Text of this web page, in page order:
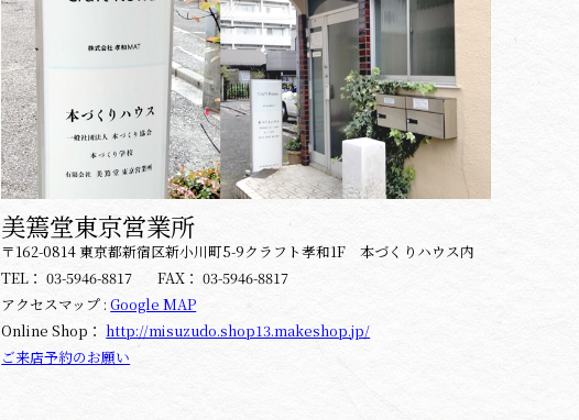
美篶堂東京営業所
〒162-0814 東京都新宿区新小川町5-9クラフト孝和1F 本づくりハウス内
TEL： 03-5946-8817 FAX： 03-5946-8817
アクセスマップ : Google MAP
Online Shop： http://misuzudo.shop13.makeshop.jp/
ご来店予約のお願い